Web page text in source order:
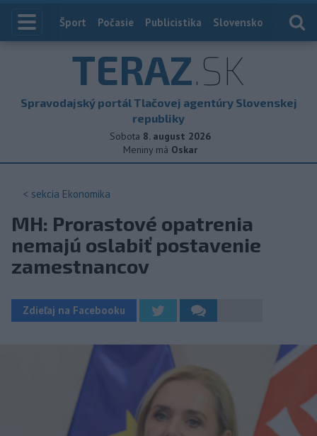
Index
Šport Počasie Publicistika Slovensko
TERAZ.SK
Spravodajský portál Tlačovej agentúry Slovenskej
republiky
Sobota 8. august 2026
Meniny má Oskar
< sekcia Ekonomika
MH: Prorastové opatrenia
nemajú oslabiť postavenie
zamestnancov
Zdieľaj na Facebooku